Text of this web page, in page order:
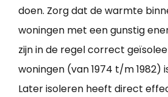
doen. Zorg dat de warmte
woningen met een gunstig
zijn in de regel correct
woningen (van 1974 t/m 1982)
Later isoleren heeft direct